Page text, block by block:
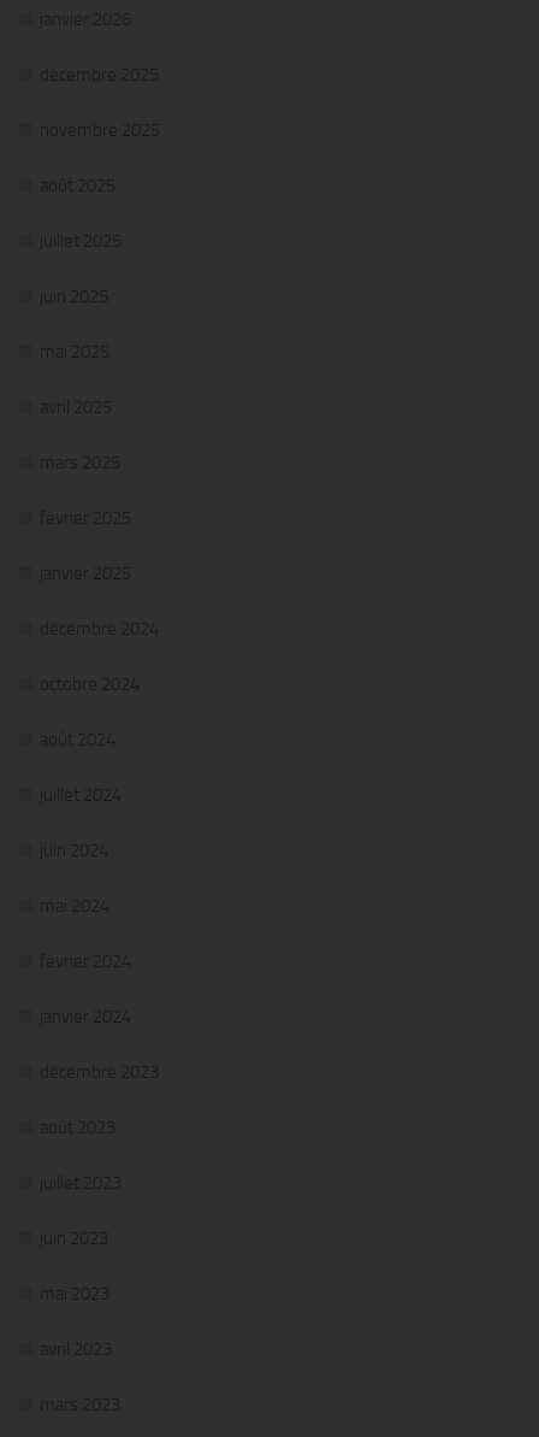
janvier 2026
décembre 2025
novembre 2025
août 2025
juillet 2025
juin 2025
mai 2025
avril 2025
mars 2025
février 2025
janvier 2025
décembre 2024
octobre 2024
août 2024
juillet 2024
juin 2024
mai 2024
février 2024
janvier 2024
décembre 2023
août 2023
juillet 2023
juin 2023
mai 2023
avril 2023
mars 2023